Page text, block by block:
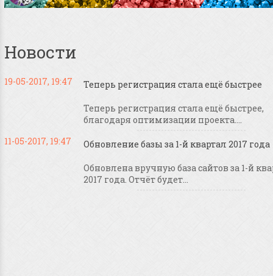
Новости
19-05-2017, 19:47 Теперь регистрация стала ещё быстрее
Теперь регистрация стала ещё быстрее,
благодаря оптимизации проекта....
11-05-2017, 19:47
Обновление базы за 1-й квартал 2017 года
Обновлена вручную база сайтов за 1-й
2017 года. Отчёт будет...